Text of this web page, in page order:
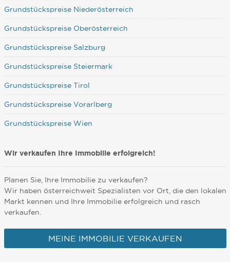
Grundstückspreise Niederösterreich
Grundstückspreise Oberösterreich
Grundstückspreise Salzburg
Grundstückspreise Steiermark
Grundstückspreise Tirol
Grundstückspreise Vorarlberg
Grundstückspreise Wien
Wir verkaufen Ihre Immobilie erfolgreich!
Planen Sie, Ihre Immobilie zu verkaufen?
Wir haben österreichweit Spezialisten vor Ort, die den lokalen
Markt kennen und Ihre Immobilie erfolgreich und rasch
verkaufen.
MEINE IMMOBILIE VERKAUFEN